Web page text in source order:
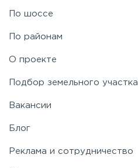
По шоссе
По районам
О проекте
Подбор земельного участка
Вакансии
Блог
Реклама и сотрудничество